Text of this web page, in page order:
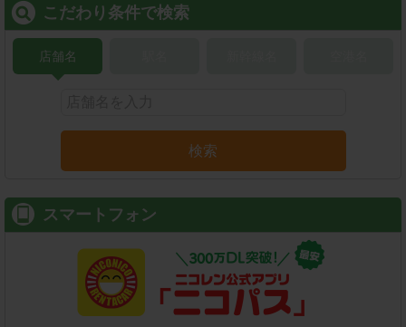
こだわり条件で検索
店舗名
検索
スマートフォン